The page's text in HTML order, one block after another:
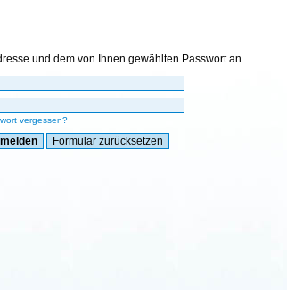
und dem von Ihnen gewählten Passwort an.
vergessen?